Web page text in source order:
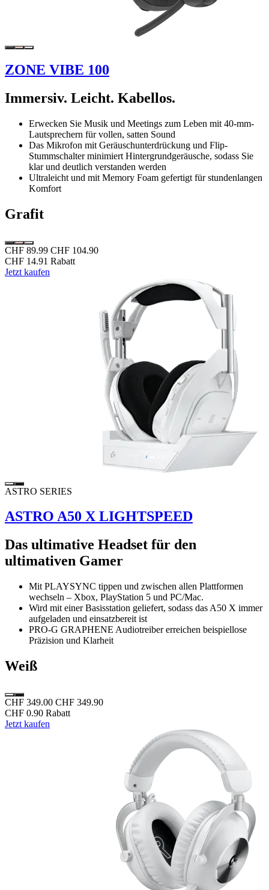
ZONE VIBE 100
Immersiv. Leicht. Kabellos.
Erwecken Sie Musik und Meetings zum Leben mit 40-mm-
Lautsprechern für vollen, satten Sound
Das Mikrofon mit Geräuschunterdrückung und Flip-
Stummschalter minimiert Hintergrundgeräusche, sodass Sie
klar und deutlich verstanden werden
Ultraleicht und mit Memory Foam gefertigt für stundenlangen
Komfort
Grafit
CHF 89.99 CHF 104.90
CHF 14.91 Rabatt
Jetzt kaufen
ASTRO SERIES
ASTRO A50 X LIGHTSPEED
Das ultimative Headset für den
ultimativen Gamer
Mit PLAYSYNC tippen und zwischen allen Plattformen
wechseln – Xbox, PlayStation 5 und PC/Mac.
Wird mit einer Basisstation geliefert, sodass das A50 X immer
aufgeladen und einsatzbereit ist
PRO-G GRAPHENE Audiotreiber erreichen beispiellose
Präzision und Klarheit
Weiß
CHF 349.00 CHF 349.90
CHF 0.90 Rabatt
Jetzt kaufen